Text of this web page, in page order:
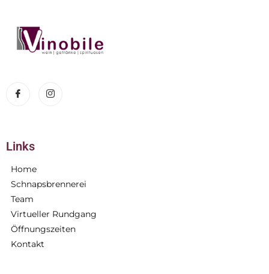
Links
Home
Schnapsbrennerei
Team
Virtueller Rundgang
Öffnungszeiten
Kontakt